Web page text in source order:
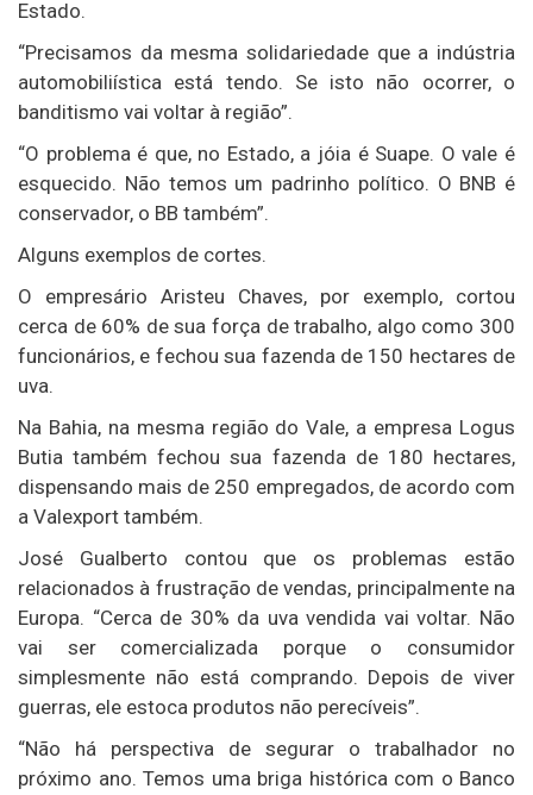
Estado.
“Precisamos da mesma solidariedade que a indústria
automobiliística está tendo. Se isto não ocorrer, o
banditismo vai voltar à região”.
“O problema é que, no Estado, a jóia é Suape. O vale é
esquecido. Não temos um padrinho político. O BNB é
conservador, o BB também”.
Alguns exemplos de cortes.
O empresário Aristeu Chaves, por exemplo, cortou
cerca de 60% de sua força de trabalho, algo como 300
funcionários, e fechou sua fazenda de 150 hectares de
uva.
Na Bahia, na mesma região do Vale, a empresa Logus
Butia também fechou sua fazenda de 180 hectares,
dispensando mais de 250 empregados, de acordo com
a Valexport também.
José Gualberto contou que os problemas estão
relacionados à frustração de vendas, principalmente na
Europa. “Cerca de 30% da uva vendida vai voltar. Não
vai ser comercializada porque o consumidor
simplesmente não está comprando. Depois de viver
guerras, ele estoca produtos não perecíveis”.
“Não há perspectiva de segurar o trabalhador no
próximo ano. Temos uma briga histórica com o Banco